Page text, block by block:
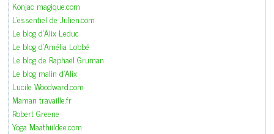
Konjac magique.com
L'essentiel de Julien.com
Le blog d'Alix Leduc
Le blog d'Amélia Lobbé
Le blog de Raphaël Gruman
Le blog malin d'Alix
Lucile Woodward.com
Maman travaille.fr
Robert Greene
Yoga Maathiildee.com